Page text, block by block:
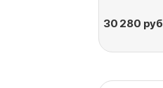
30 280 руб